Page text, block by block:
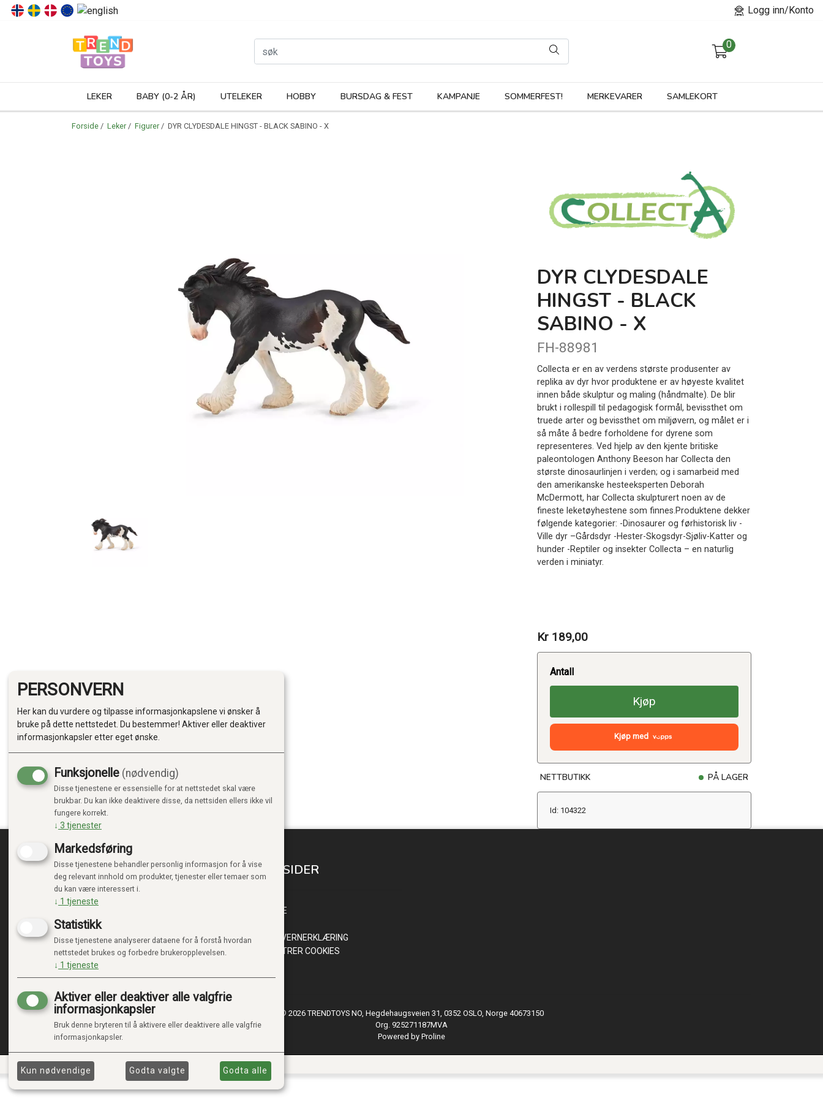
Logg inn/Konto
0
LEKER BABY (0-2 ÅR) UTELEKER HOBBY BURSDAG & FEST KAMPANJE SOMMERFEST! MERKEVARER SAMLEKORT
Forside / Leker / Figurer / DYR CLYDESDALE HINGST - BLACK SABINO - X
DYR CLYDESDALE
HINGST - BLACK
SABINO - X
FH-88981
Collecta er en av verdens største produsenter av
replika av dyr hvor produktene er av høyeste kvalitet
innen både skulptur og maling (håndmalte). De blir
brukt i rollespill til pedagogisk formål, bevissthet om
truede arter og bevissthet om miljøvern, og målet er i
så måte å bedre forholdene for dyrene som
representeres. Ved hjelp av den kjente britiske
paleontologen Anthony Beeson har Collecta den
største dinosaurlinjen i verden; og i samarbeid med
den amerikanske hesteeksperten Deborah
McDermott, har Collecta skulpturert noen av de
fineste leketøyhestene som finnes.Produktene dekker
følgende kategorier: -Dinosaurer og førhistorisk liv -
Ville dyr –Gårdsdyr -Hester-Skogsdyr-Sjøliv-Katter og
hunder -Reptiler og insekter Collecta – en naturlig
verden i miniatyr.
Kr 189,00
Antall
Kjøp
Kjøp med
NETTBUTIKK PÅ LAGER
Id: 104322
TRENDTOYS.NO
OM TRENDTOYS
GAVEKORT
MINE SIDER
NY KUNDE
PERSONVERNERKLÆRING
ADMINISTRER COOKIES
© 2026 TRENDTOYS NO, Hegdehaugsveien 31, 0352 OSLO, Norge 40673150
Org. 925271187MVA
Powered by Proline
PERSONVERN
Her kan du vurdere og tilpasse informasjonkapslene vi ønsker å
bruke på dette nettstedet. Du bestemmer! Aktiver eller deaktiver
informasjonkapsler etter eget ønske.
Funksjonelle (nødvendig)
Disse tjenestene er essensielle for at nettstedet skal være
brukbar. Du kan ikke deaktivere disse, da nettsiden ellers ikke vil
fungere korrekt.
↓ 3 tjenester
Markedsføring
Disse tjenestene behandler personlig informasjon for å vise
deg relevant innhold om produkter, tjenester eller temaer som
du kan være interessert i.
↓ 1 tjeneste
Statistikk
Disse tjenestene analyserer dataene for å forstå hvordan
nettstedet brukes og forbedre brukeropplevelsen.
↓ 1 tjeneste
Aktiver eller deaktiver alle valgfrie
informasjonkapsler
Bruk denne bryteren til å aktivere eller deaktivere alle valgfrie
informasjonkapsler.
Kun nødvendige Godta valgte Godta alle